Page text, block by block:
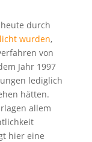
durch
wurden,
von
Jahr 1997
lediglich
hätten.
allem
hier eine